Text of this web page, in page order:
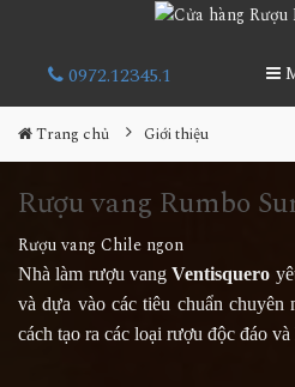
0972.12345.1
Trang chủ Giới thiệu
Rượu vang Rumbo
Rượu vang Chile ngon
Nhà làm rượu vangVentisquero
và dựa vào các tiêu chuẩn
cách tạo ra các loại rượu độc đáo và